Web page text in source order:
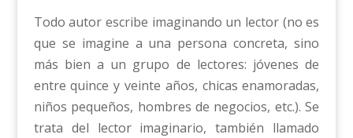
Todo autor escribe imaginando un lector (no es
que se imagine a una persona concreta, sino
más bien a un grupo de lectores: jóvenes de
entre quince y veinte años, chicas enamoradas,
niños pequeños, hombres de negocios, etc.). Se
trata del lector imaginario, también llamado